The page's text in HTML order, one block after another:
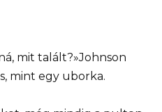
mit talált?»Johnson
mint egy uborka.